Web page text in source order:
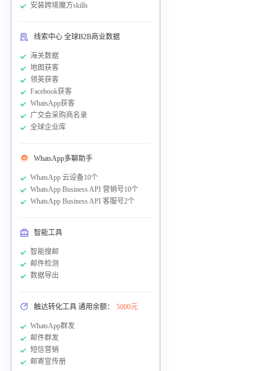
安装跨境魔方skills
线索中心 全球B2B商业数据
海关数据
地图获客
领英获客
Facebook获客
WhatsApp获客
广交会采购商名录
全球企业库
WhatsApp多聊助手
WhatsApp 云设备10个
WhatsApp Business API 营销号10个
WhatsApp Business API 客服号2个
智能工具
智能搜邮
邮件检测
数据导出
触达转化工具 通用余额： 5000元
WhatsApp群发
邮件群发
短信营销
邮寄宣传册